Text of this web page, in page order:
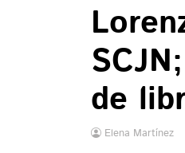
de
Elena Martínez